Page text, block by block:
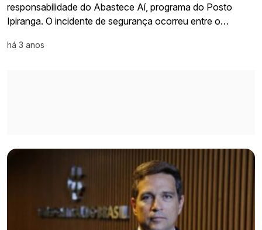
responsabilidade do Abastece Aí, programa do Posto
Ipiranga. O incidente de segurança ocorreu entre o…
há 3 anos